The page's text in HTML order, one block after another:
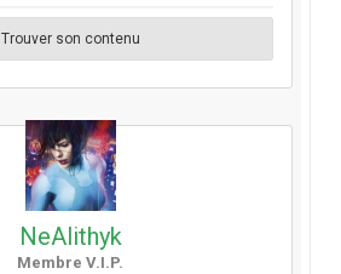
Trouver son contenu
NeAlithyk
Membre V.I.P.